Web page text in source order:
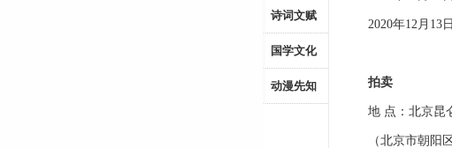
诗词文赋
国学文化
动漫先知
2020年12月13日
拍卖
地 点：北京昆
（北京市朝阳区